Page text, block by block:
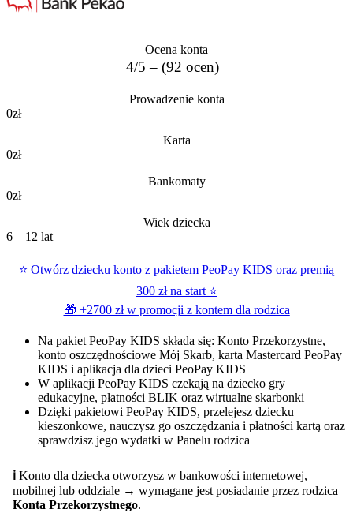
Ocena konta
4/5 – (92 ocen)
Prowadzenie konta
0zł
Karta
0zł
Bankomaty
0zł
Wiek dziecka
6 – 12 lat
⭐ Otwórz dziecku konto z pakietem PeoPay KIDS oraz premią
300 zł na start ⭐
🎁 +2700 zł w promocji z kontem dla rodzica
Na pakiet PeoPay KIDS składa się: Konto Przekorzystne,
konto oszczędnościowe Mój Skarb, karta Mastercard PeoPay
KIDS i aplikacja dla dzieci PeoPay KIDS
W aplikacji PeoPay KIDS czekają na dziecko gry
edukacyjne, płatności BLIK oraz wirtualne skarbonki
Dzięki pakietowi PeoPay KIDS, przelejesz dziecku
kieszonkowe, nauczysz go oszczędzania i płatności kartą oraz
sprawdzisz jego wydatki w Panelu rodzica
ℹ Konto dla dziecka otworzysz w bankowości internetowej,
mobilnej lub oddziale → wymagane jest posiadanie przez rodzica
Konta Przekorzystnego.